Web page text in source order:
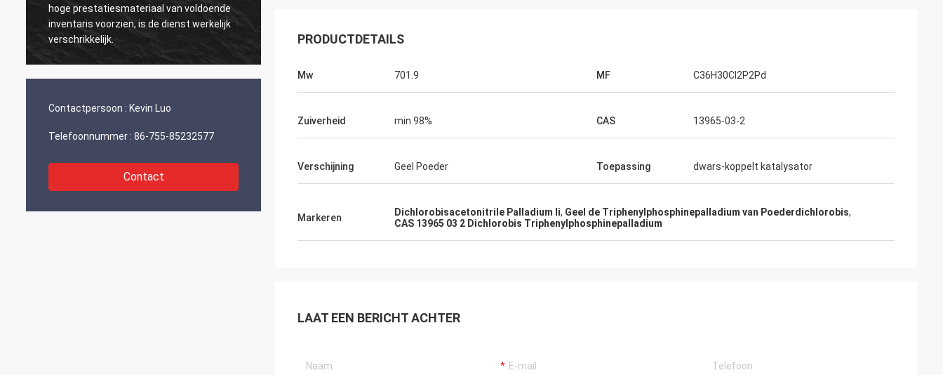
hoge prestatiesmateriaal van voldoende
inventaris voorzien, is de dienst werkelijk
verschrikkelijk.
Contactpersoon : Kevin Luo
Telefoonnummer : 86-755-85232577
Contact
PRODUCTDETAILS
Mw 701.9 MF C36H30Cl2P2Pd
Zuiverheid min 98% CAS 13965-03-2
Verschijning Geel Poeder Toepassing dwars-koppelt katalysator
Markeren Dichlorobisacetonitrile Palladium Ii, Geel de Triphenylphosphinepalladium van Poederdichlorobis,
CAS 13965 03 2 Dichlorobis Triphenylphosphinepalladium
LAAT EEN BERICHT ACHTER